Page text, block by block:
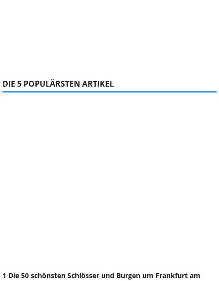
DIE 5 POPULÄRSTEN ARTIKEL
1 Die 50 schönsten Schlösser und Burgen um Frankfurt am